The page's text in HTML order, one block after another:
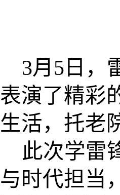
3月5日，
表演了精彩
生活，托老
此次学雷
与时代担当